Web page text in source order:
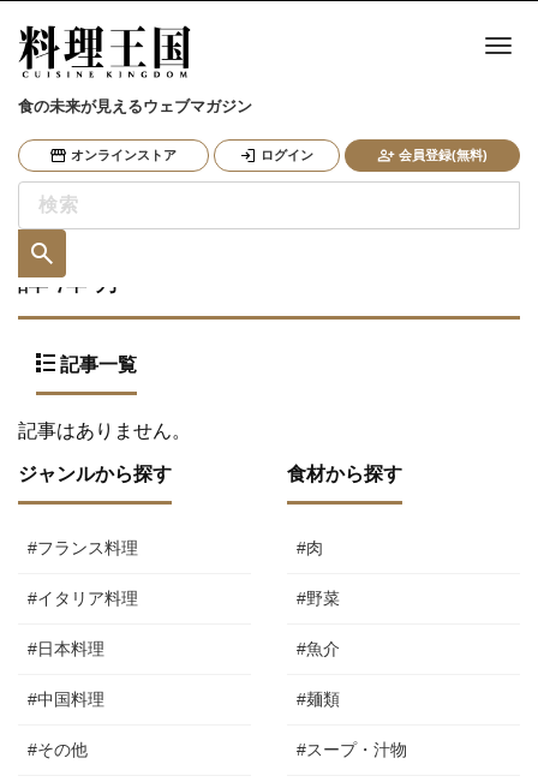
食の未来が見えるウェブマガジン
オンラインストア ログイン 会員登録(無料)
ナ
譚 澤明
記事一覧
記事はありません。
ジャンルから探す
#フランス料理
#イタリア料理
#日本料理
#中国料理
#その他
食材から探す
#肉
#野菜
#魚介
#麺類
#スープ・汁物